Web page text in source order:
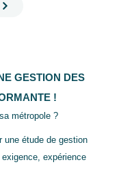
GESTION DES
!
métropole ?
une étude de gestion
expérience